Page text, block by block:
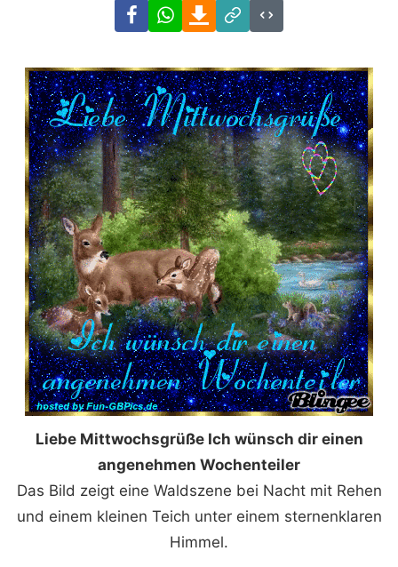
FacebookWhatsAppDownload
Link
Code
Liebe Mittwochsgrüße Ich wünsch dir einen
angenehmen Wochenteiler
Das Bild zeigt eine Waldszene bei Nacht mit Rehen
und einem kleinen Teich unter einem sternenklaren
Himmel.